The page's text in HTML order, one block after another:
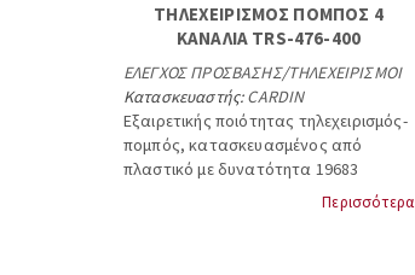
ΤΗΛΕΧΕΙΡΙΣΜΟΣ ΠΟΜΠΟΣ 4
ΚΑΝΑΛΙΑ TRS-476-400
ΕΛΕΓΧΟΣ ΠΡΟΣΒΑΣΗΣ/ΤΗΛΕΧΕΙΡΙΣΜΟΙ
Κατασκευαστής:CARDIN
Εξαιρετικής ποιότητας τηλεχειρισμός-
πομπός, κατασκευασμένος από
πλαστικό με δυνατότητα 19683
προγραμματιζόμενων κωδικών.Περισσότερα